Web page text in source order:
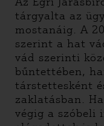
tárgyalta az
mostanáig. A
szerint a hat
vád szerinti
bűntettében,
társtettesként
zaklatásban.
végig a szóbeli